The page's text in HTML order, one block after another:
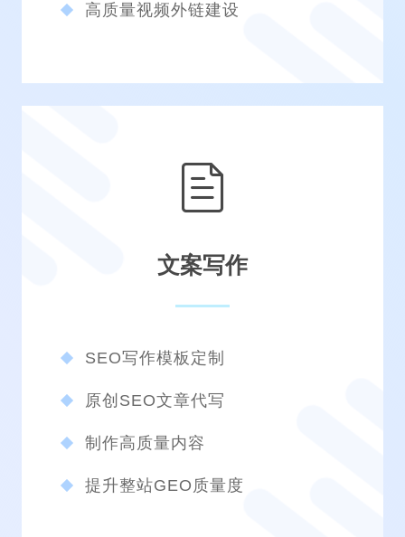
高质量视频外链建设
文案写作
SEO写作模板定制
原创SEO文章代写
制作高质量内容
提升整站GEO质量度